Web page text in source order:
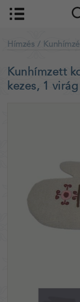
Hímzés /
Kunhímzett
kezes, 1 virág